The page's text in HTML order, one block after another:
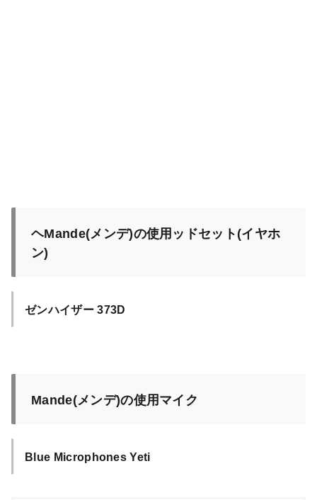
ヘMande(メンデ)の使用ッドセット(イヤホ
ン)
ゼンハイザー 373D
Mande(メンデ)の使用マイク
Blue Microphones Yeti